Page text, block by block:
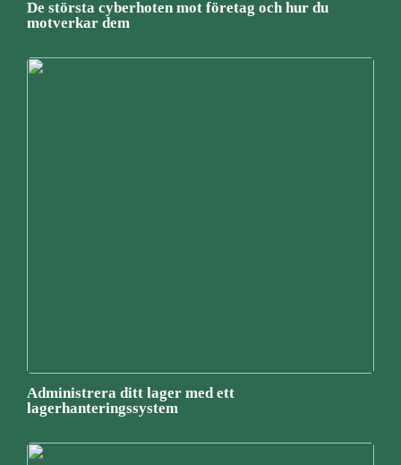
De största cyberhoten mot företag och hur du
motverkar dem
Administrera ditt lager med ett
lagerhanteringssystem